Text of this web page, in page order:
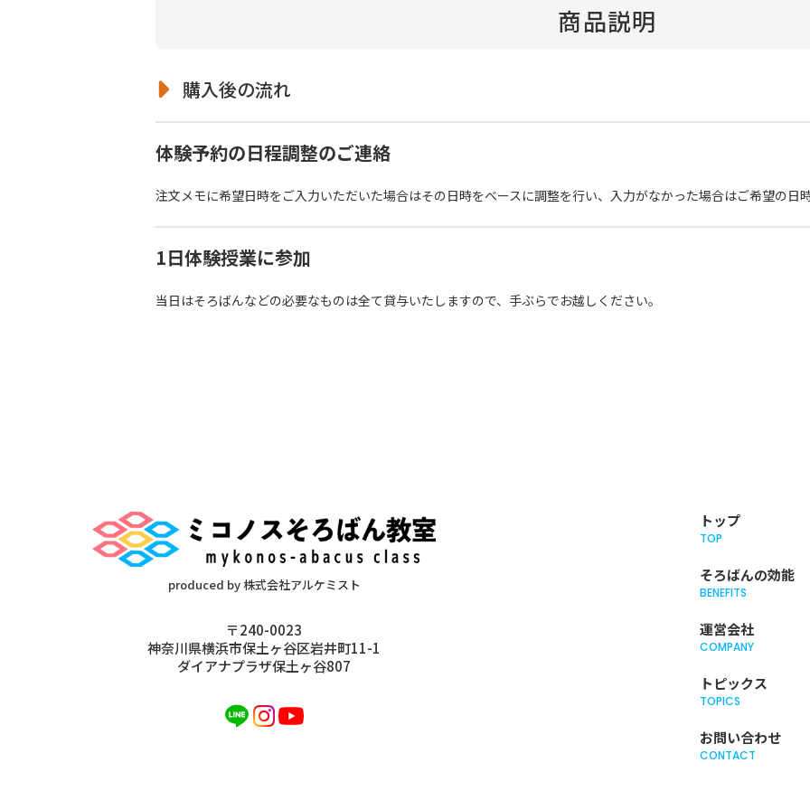
商品説明
購入後の流れ
体験予約の日程調整のご連絡
注文メモに希望日時をご入力いただいた場合はその日時をベースに調整を行い、入力がなかった場合はご希望の日
1日体験授業に参加
当日はそろばんなどの必要なものは全て貸与いたしますので、手ぶらでお越しください。
produced by 株式会社アルケミスト
〒240-0023
神奈川県横浜市保土ヶ谷区岩井町11-1
ダイアナプラザ保土ヶ谷807
トップ
TOP
そろばんの効能
BENEFITS
運営会社
COMPANY
トピックス
TOPICS
お問い合わせ
CONTACT